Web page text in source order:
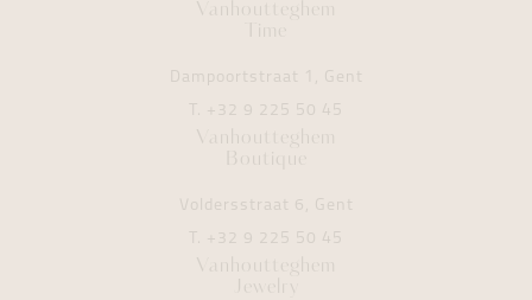
Vanhoutteghem
Time
Dampoortstraat 1, Gent
T. +32 9 225 50 45
Vanhoutteghem
Boutique
Voldersstraat 6, Gent
T. +32 9 225 50 45
Vanhoutteghem
Jewelry